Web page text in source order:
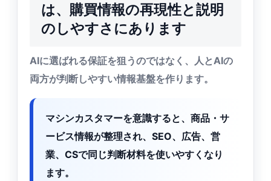
は、購買情報の再現性と説明
のしやすさにあります
AIに選ばれる保証を狙うのではなく、人とAIの
両方が判断しやすい情報基盤を作ります。
マシンカスタマーを意識すると、商品・サ
ービス情報が整理され、SEO、広告、営
業、CSで同じ判断材料を使いやすくなり
ます。